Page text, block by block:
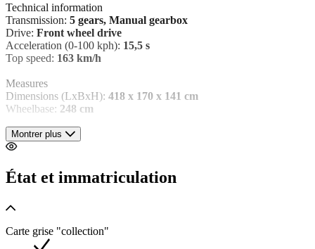
Technical information
Transmission: 5 gears, Manual gearbox
Drive: Front wheel drive
Acceleration (0-100 kph): 15,5 s
Top speed: 163 km/h
Measures
Dimensions (LxBxH): 418 x 170 x 141 cm
Wheelbase: 248 cm
Weights
Empty weight:
GVW:
1.600 kg
Max. towing weight:1.200 kg(unbraked 500 kg)
Interior
Montrer plus
État et immatriculation
Carte grise "collection"